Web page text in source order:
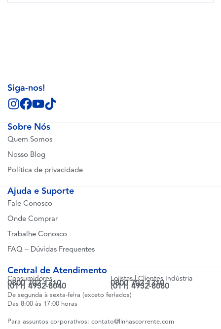
Sobre Nós
Quem Somos
Nosso Blog
Política de privacidade
Ajuda e Suporte
Fale Conosco
Onde Comprar
Trabalhe Conosco
FAQ – Dúvidas Frequentes
Central de Atendimento
Consumidores
0800 702 1310
(011) 4932-8040
Lojistas | Clientes Indústria
0800 702 1310
(011) 4932-8080
De segunda à sexta-feira (exceto feriados)
Das 8:00 às 17:00 horas
Para assuntos corporativos: contato@linhascorrente.com
Siga-nos!